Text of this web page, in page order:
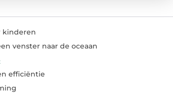
kinderen
venster naar de oceaan
efficiëntie